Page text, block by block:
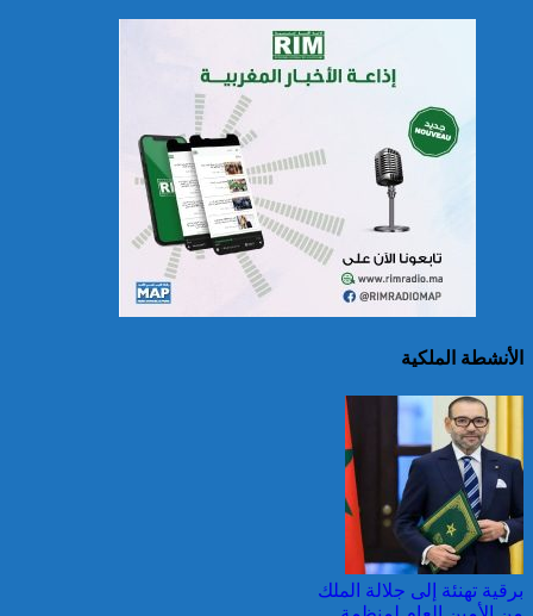
حرائق الغابات : الاتحاد
الأوروبي يعبئ إمكانياته
لدعم فرنسا والبرتغال
25 قتيلا و2823 جريحا
حصيلة حوادث السير
بالمناطق الحضرية خلال
الأسبوع المنصرم
الأنشطة الملكية
برقية تهنئة إلى جلالة الملك